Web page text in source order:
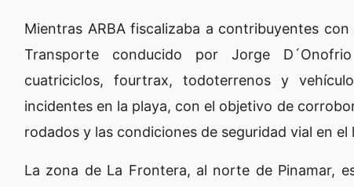
Mientras ARBA fiscalizaba a contribuyentes
Transporte conducido por Jorge
cuatriciclos, fourtrax, todoterrenos y
incidentes en la playa, con el objetivo de
rodados y las condiciones de seguridad vial en el
La zona de La Frontera, al norte de Pinamar,